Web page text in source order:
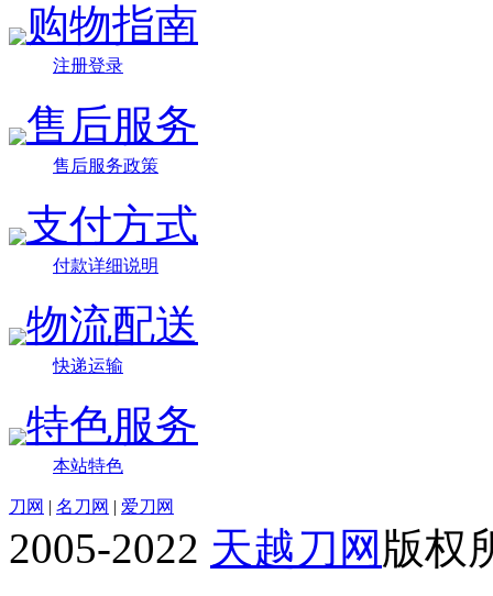
购物指南
注册登录
售后服务
售后服务政策
支付方式
付款详细说明
物流配送
快递运输
特色服务
本站特色
刀网 | 名刀网 | 爱刀网
2005-2022 天越刀网 版权